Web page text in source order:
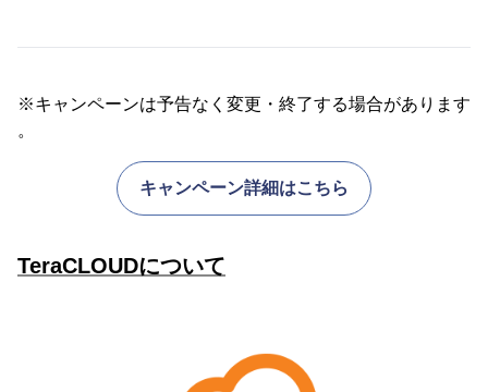
※キャンペーンは予告なく変更・終了する場合があります
。
キャンペーン詳細はこちら
TeraCLOUDについて